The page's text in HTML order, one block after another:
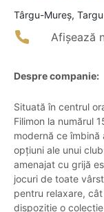
Târgu-Mureş,
Afișează
Despre companie:
Situată în centrul
Filimon la numărul
modernă ce
opțiuni ale unui
amenajat cu grijă
jocuri de toate
pentru relaxare,
dispoziție o